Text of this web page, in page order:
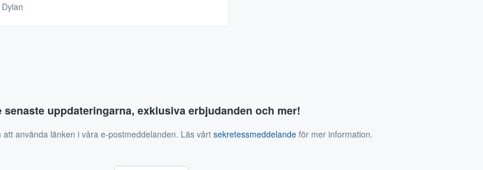
uppdateringarna, exklusiva erbjudanden och mer!
använda länken i våra e-postmeddelanden. Läs vårtsekretessmeddelande för mer information.